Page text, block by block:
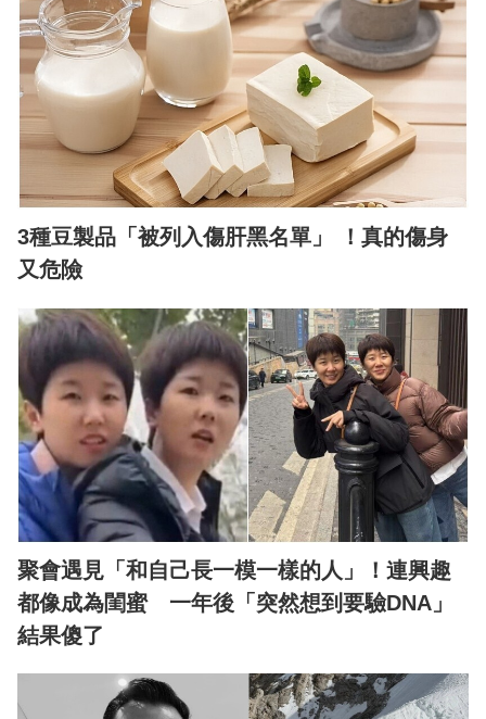
3種豆製品「被列入傷肝黑名單」 ！真的傷身
又危險
聚會遇見「和自己長一模一樣的人」！連興趣
都像成為閨蜜 一年後「突然想到要驗DNA」
結果傻了